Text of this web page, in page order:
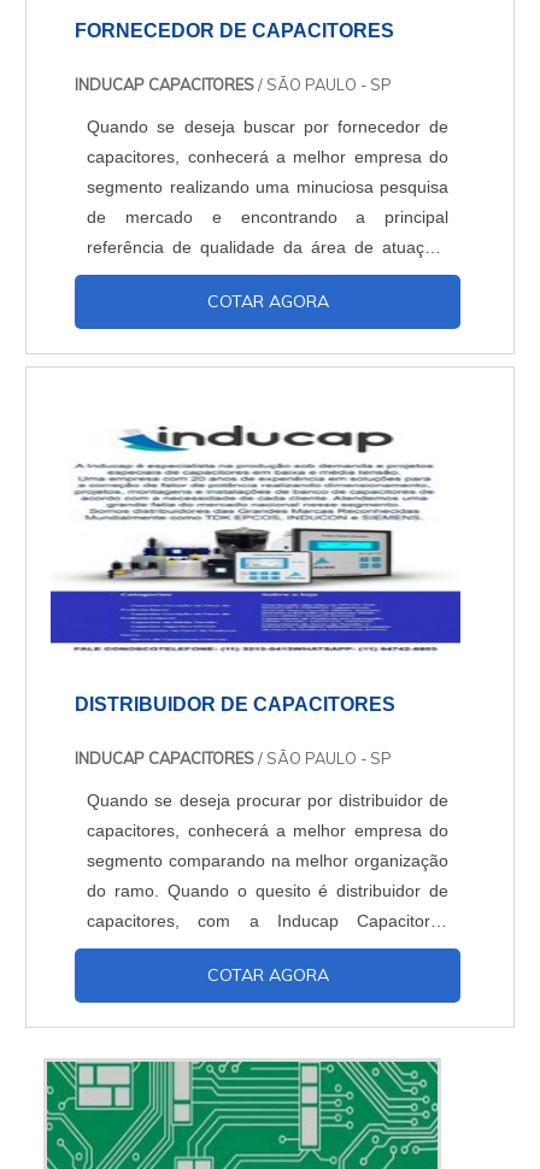
FORNECEDOR DE CAPACITORES
INDUCAP CAPACITORES/ SÃO PAULO - SP
Quando se deseja buscar por fornecedor de
capacitores, conhecerá a melhor empresa do
segmento realizando uma minuciosa pesquisa
de mercado e encontrando a principal
referência de qualidade da área de atuação.
OUTRAS INFORMAÇÕES SOBRE O
FORNECEDOR DE CAPACITORES Quem
preza pela segurança, encontra o site da
controlador de fator de potência 06 saídas e
COTAR AGORA
DISTRIBUIDOR DE CAPACITORES
INDUCAP CAPACITORES/ SÃO PAULO - SP
Quando se deseja procurar por distribuidor de
capacitores, conhecerá a melhor empresa do
segmento comparando na melhor organização
do ramo. Quando o quesito é distribuidor de
capacitores, com a Inducap Capacitores
alcançará excelente custo-benefício com
assessoria técnica especializada. UM POUCO
seus reforços em oferecer aos clientes uma
estrutura com escritório d...
COTAR AGORA